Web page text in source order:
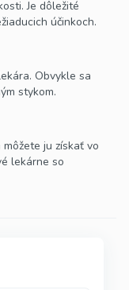
Je dôležité
účinkoch.
Obvykle sa
stykom.
ju získať vo
lekárne so